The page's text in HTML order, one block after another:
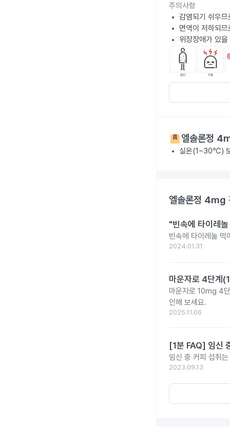
주의사항
감염되기 쉬우
면역이 저하되
위장장애가 있
엘솔론정
실온(1~30℃)
엘솔론정 4mg
"빈속에 타이레
빈속에 타이레놀 먹
2024.01.31
마운자로 4단계
마운자로 10mg 4
인해 보세요.
2025.11.06
[1분 FAQ] 임신
임신 중 커피 섭취
2023.09.13